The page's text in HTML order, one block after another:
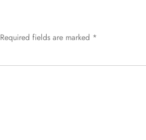
Required fields are marked *